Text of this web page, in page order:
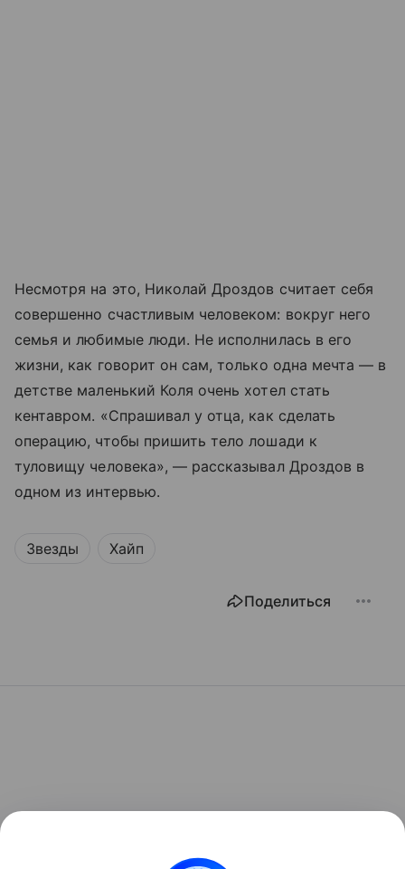
Несмотря на это, Николай Дроздов считает себя
совершенно счастливым человеком: вокруг него
семья и любимые люди. Не исполнилась в его
жизни, как говорит он сам, только одна мечта — в
детстве маленький Коля очень хотел стать
кентавром. «Спрашивал у отца, как сделать
операцию, чтобы пришить тело лошади к
туловищу человека», — рассказывал Дроздов в
одном из интервью.
Звезды Хайп
Поделиться